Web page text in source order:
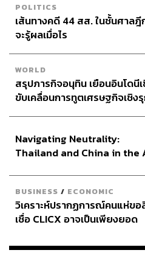
ไข่หวาน:หนูรู้สึกตื่นเต้นมาก เพ
ที่เซ็นทรัลเวิลด์ แล้วผู้คนก็มาดูกั
ใหม่ครั้งนี้สำหรับหนูมันพิเศษตร
ก่อน ตอนที่เมมเบอร์อยู่ข้างหลั
จะชอบ MV ของเราไหม ซึ่งก็ไ
มากๆ
เป็นคนที่ไม่ค่อยมั่นใจ เพราะไ
แต่ก็เต็มที่เสมอ เวลาได้โอกาส
ย้อนดูว่าเราทำดีหรือยัง หรือยัง
ส่วน Performance วันเปิดตัว
ความสุขมากที่สุด ณ เวลานั้นเล
แฟนคลับด้วย ก็เลยทำให้การขึ้
ความประทับใจมาก ก็มีความสุ
POLITICS
เส้นทางคดี 44 สส. ในชั้นศาลฎี
จะรู้ผลเมื่อไร
WORLD
สรุปภารกิจอนุทิน เยือนอินโดนี
ขับเคลื่อนการทูตเศรษฐกิจเชิง
Navigating Neutrality:
Thailand and China in the
BUSINESS / ECONOMIC
วิเคราะห์ปรากฏการณ์คนแห่ข
เชื่อ CLICX อาจเป็นเพียงยอด
เรือนไทยที่ถูกซุกไว้